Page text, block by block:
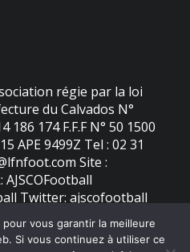
régie par la loi
du Calvados N°
186 174 F.F.F N° 50 1500
APE 9499Z Tel : 02 31
Site :
Twitter: ajscofootball
vous garantir la meilleure
Si vous continuez à utiliser ce